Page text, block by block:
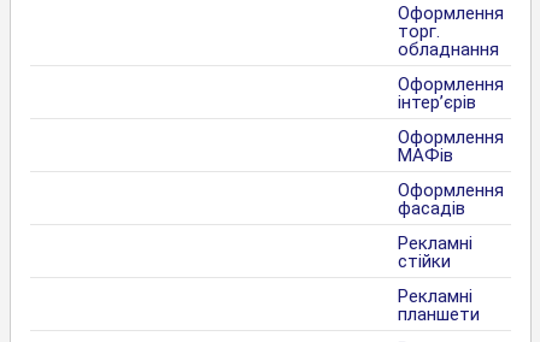
Оформлення
торг.
обладнання
Оформлення
інтер’єрів
Оформлення
МАФів
Оформлення
фасадів
Рекламні
стійки
Рекламні
планшети